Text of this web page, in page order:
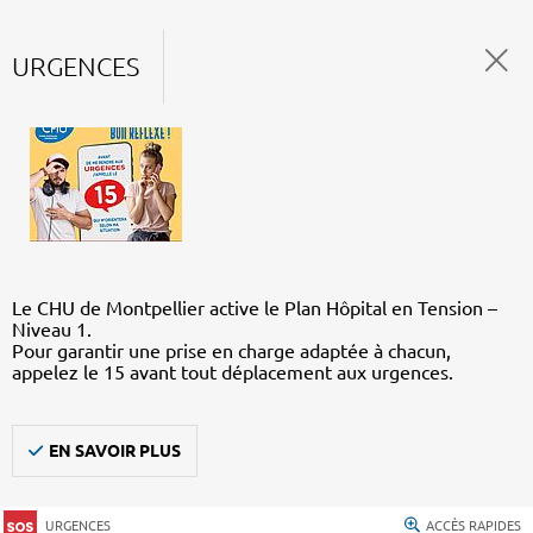
URGENCES
Le CHU de Montpellier active le Plan Hôpital en Tension –
Niveau 1.
Pour garantir une prise en charge adaptée à chacun,
appelez le 15 avant tout déplacement aux urgences.
EN SAVOIR PLUS
URGENCES ACCÈS RAPIDES